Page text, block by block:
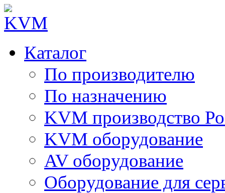
Каталог
По производителю
По назначению
KVM производство
KVM оборудование
AV оборудование
Оборудование для